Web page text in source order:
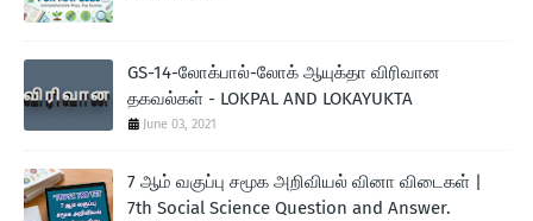
GS-14-லோக்பால்-லோக் ஆயுக்தா விரிவான
தகவல்கள் - LOKPAL AND LOKAYUKTA
June 03, 2021
7 ஆம் வகுப்பு சமூக அறிவியல் வினா விடைகள் |
7th Social Science Question and Answer.